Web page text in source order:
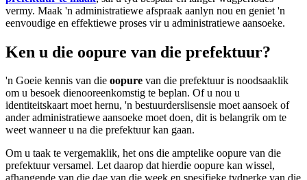
vermy. Maak 'n administratiewe afspraak aanlyn nou en geniet 'n
eenvoudige en effektiewe proses vir u administratiewe aansoeke.
Ken u die oopure van die prefektuur?
'n Goeie kennis van die oopure van die prefektuur is noodsaaklik
om u besoek dienooreenkomstig te beplan. Of u nou u
identiteitskaart moet hernu, 'n bestuurderslisensie moet aansoek of
ander administratiewe aansoeke moet doen, dit is belangrik om te
weet wanneer u na die prefektuur kan gaan.
Om u taak te vergemaklik, het ons die amptelike oopure van die
prefektuur versamel. Let daarop dat hierdie oopure kan wissel,